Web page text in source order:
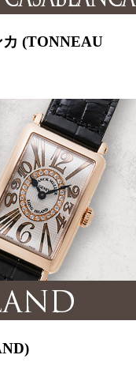
カ (TONNEAU